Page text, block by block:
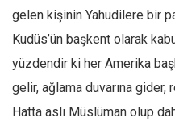
gelen kişinin Yahudilere bir
Kudüs’ün başkent olarak
yüzdendir ki her Amerika
gelir, ağlama duvarına
Hatta aslı Müslüman olup